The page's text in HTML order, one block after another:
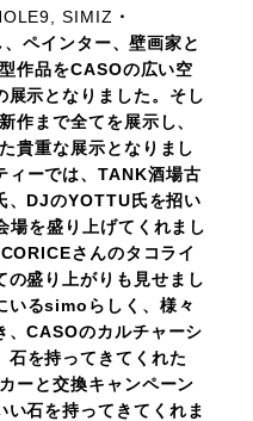
SIMIZ ・
、ペインター、壁画家と
作品をCASOの広い空
展示となりました。そし
作まで全てを展示し、
貴重な展示となりまし
ィーでは、TANK酒場古
、DJのYOTTU氏を招い
を盛り上げてくれまし
さんのタコライ
の盛り上がりも見せまし
いるsimoらしく、様々
、CASOのカルチャーシ
石を持ってきてくれた
ーと交換キャンペーン
い石を持ってきてくれま